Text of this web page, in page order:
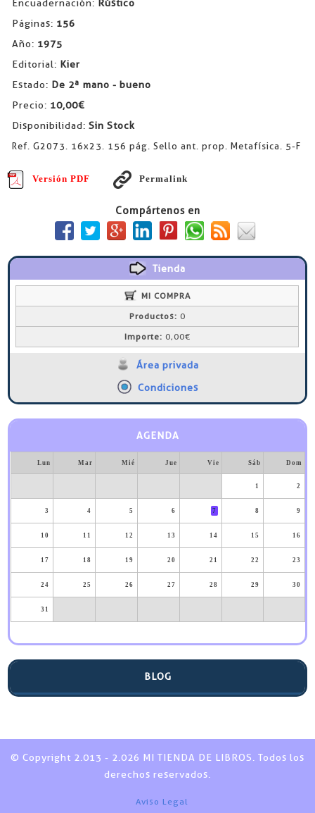
Encuadernación: Rústico
Páginas: 156
Año: 1975
Editorial: Kier
Estado: De 2ª mano - bueno
Precio: 10,00€
Disponibilidad: Sin Stock
Ref. G2073. 16x23. 156 pág. Sello ant. prop. Metafísica. 5-F
Versión PDF Permalink
Compártenos en
Tienda
MI COMPRA
Productos: 0
Importe: 0,00€
Área privada
Condiciones
AGENDA
Lun Mar Mié Jue Vie Sáb Dom
1 2
3 4 5 6 7 8 9
10 11 12 13 14 15 16
17 18 19 20 21 22 23
24 25 26 27 28 29 30
31
BLOG
© Copyright 2.013 - 2.026 MI TIENDA DE LIBROS. Todos los
derechos reservados.
Aviso Legal